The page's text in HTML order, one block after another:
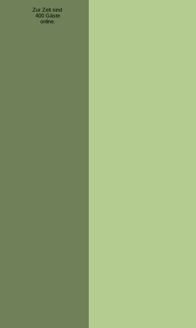
Zur Zeit sind
400 Gäste
online.